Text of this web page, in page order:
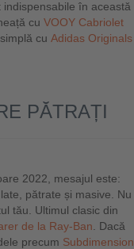
în această
cu VOOY Cabriolet
cu Adidas Originals
PĂTRAȚI
2022, mesajul este:
pătrate și masive. Nu
tău. Ultimul clasic din
de la Ray-Ban . Dacă
precum Subdimension